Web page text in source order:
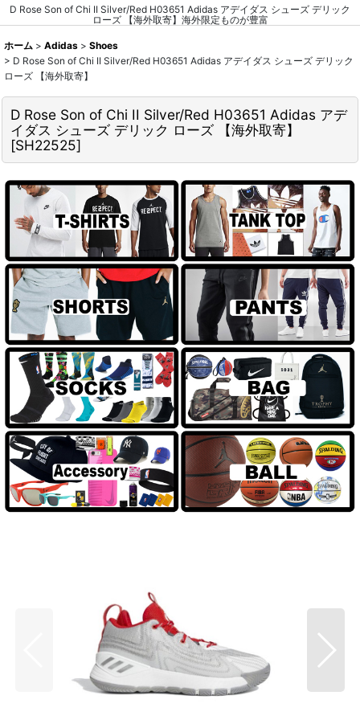
D Rose Son of Chi II Silver/Red H03651 Adidas アデイダス シューズ デリック
ローズ 【海外取寄】海外限定ものが豊富
ホーム > Adidas > Shoes
> D Rose Son of Chi II Silver/Red H03651 Adidas アデイダス シューズ デリック
ローズ 【海外取寄】
D Rose Son of Chi II Silver/Red H03651 Adidas アデ
イダス シューズ デリック ローズ 【海外取寄】
[SH22525]